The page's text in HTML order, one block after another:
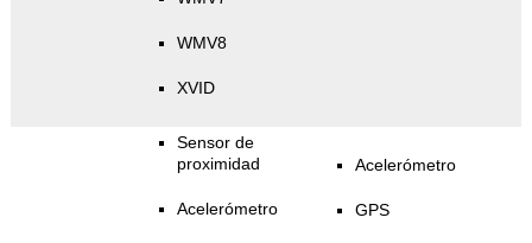
WMV8
XVID
Sensor de
proximidad
Acelerómetro
Acelerómetro
GPS